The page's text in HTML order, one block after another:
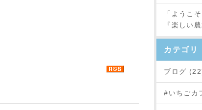
「ようこ
『楽しい
カテゴリ
ブログ
#いちごカ